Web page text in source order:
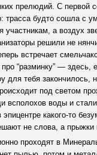
прелюдий. С первой
трасса будто сошла с
участникам, а воздух
решили не
встречает
про “разминку” — здесь,
для тебя закончилось,
под светом
всполохов воды и
какого-то
не слова, а прыжки
проходят в